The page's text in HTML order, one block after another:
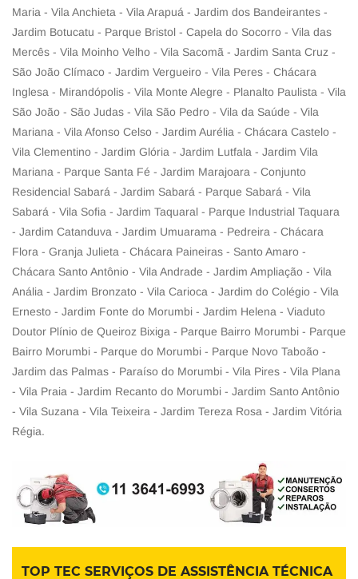
Maria - Vila Anchieta - Vila Arapuá - Jardim dos Bandeirantes -
Jardim Botucatu - Parque Bristol - Capela do Socorro - Vila das
Mercês - Vila Moinho Velho - Vila Sacomã - Jardim Santa Cruz -
São João Clímaco - Jardim Vergueiro - Vila Peres - Chácara
Inglesa - Mirandópolis - Vila Monte Alegre - Planalto Paulista - Vila
São João - São Judas - Vila São Pedro - Vila da Saúde - Vila
Mariana - Vila Afonso Celso - Jardim Aurélia - Chácara Castelo -
Vila Clementino - Jardim Glória - Jardim Lutfala - Jardim Vila
Mariana - Parque Santa Fé - Jardim Marajoara - Conjunto
Residencial Sabará - Jardim Sabará - Parque Sabará - Vila
Sabará - Vila Sofia - Jardim Taquaral - Parque Industrial Taquara
- Jardim Catanduva - Jardim Umuarama - Pedreira - Chácara
Flora - Granja Julieta - Chácara Paineiras - Santo Amaro -
Chácara Santo Antônio - Vila Andrade - Jardim Ampliação - Vila
Anália - Jardim Bronzato - Vila Carioca - Jardim do Colégio - Vila
Ernesto - Jardim Fonte do Morumbi - Jardim Helena - Viaduto
Doutor Plínio de Queiroz Bixiga - Parque Bairro Morumbi - Parque
Bairro Morumbi - Parque do Morumbi - Parque Novo Taboão -
Jardim das Palmas - Paraíso do Morumbi - Vila Pires - Vila Plana
- Vila Praia - Jardim Recanto do Morumbi - Jardim Santo Antônio
- Vila Suzana - Vila Teixeira - Jardim Tereza Rosa - Jardim Vitória
Régia.
TOP TEC SERVIÇOS DE ASSISTÊNCIA TÉCNICA